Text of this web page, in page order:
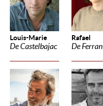
Louis-Marie
De Castelbajac
Rafael
De Ferran